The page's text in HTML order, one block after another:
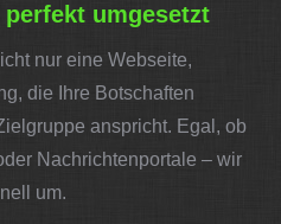
umgesetzt
nur eine Webseite,
die Ihre Botschaften
anspricht. Egal, ob
Nachrichtenportale – wir
um.